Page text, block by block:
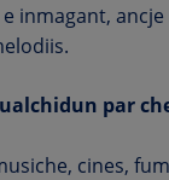
inmagant,
par
cines,